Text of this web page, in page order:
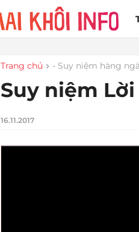
Trang chủ - Suy niệm hàng
Suy niệm Lời
16.11.2017